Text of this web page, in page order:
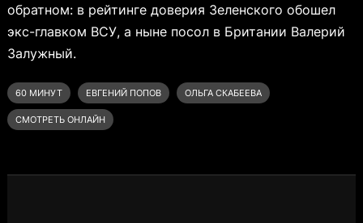
обратном: в рейтинге доверия Зеленского обошел
экс-главком ВСУ, а ныне посол в Британии Валерий
Залужный.
60 МИНУТ ЕВГЕНИЙ ПОПОВ ОЛЬГА СКАБЕЕВА
СМОТРЕТЬ ОНЛАЙН